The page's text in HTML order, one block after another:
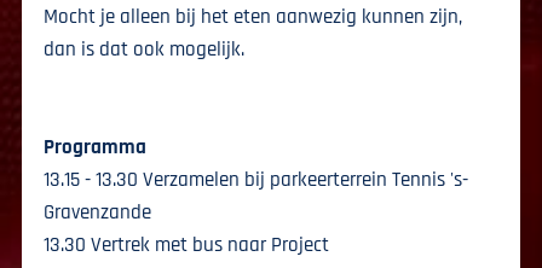
Mocht je alleen bij het eten aanwezig kunnen zijn,
dan is dat ook mogelijk.
Programma
13.15 - 13.30 Verzamelen bij parkeerterrein Tennis 's-
Gravenzande
13.30 Vertrek met bus naar Project